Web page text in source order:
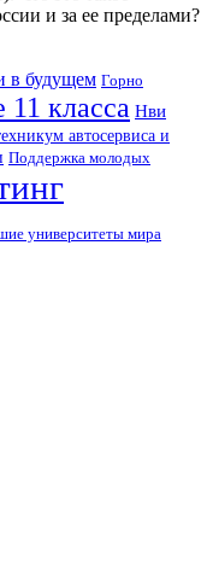
и за ее пределами?
в будущем Горно
11 класса Нви
автосервиса и
Поддержка молодых
университеты мира